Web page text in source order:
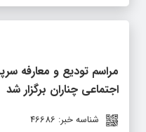
مراسم تودیع و معارفه
اجتماعی چناران برگزار شد
شناسه خبر: 46686